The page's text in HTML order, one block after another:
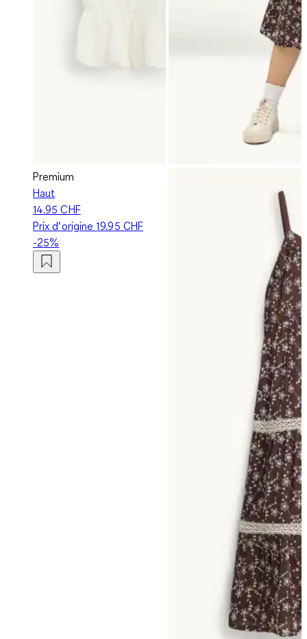
Premium
Haut
14.95 CHF
Prix d‘origine19.95 CHF
-25%